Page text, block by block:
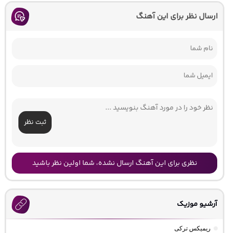
ارسال نظر برای این آهنگ
ثبت نظر
نظری برای این آهنگ ارسال نشده، شما اولین نظر باشید
آرشیو موزیک
ریمیکس ترکی